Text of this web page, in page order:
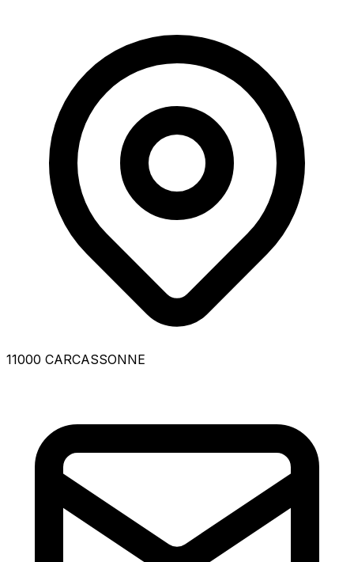
11000 CARCASSONNE